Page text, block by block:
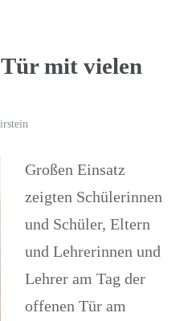
mit vielen
Großen Einsatz
zeigten Schülerinnen
und Schüler, Eltern
und Lehrerinnen und
Lehrer am Tag der
offenen Tür am